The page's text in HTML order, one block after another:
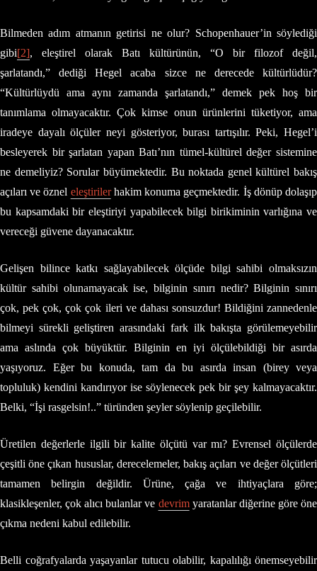
Bilmeden adım atmanın getirisi ne olur? Schopenhauer’in söylediği
gibi[2], eleştirel olarak Batı kültürünün, “O bir filozof değil,
şarlatandı,” dediği Hegel acaba sizce ne derecede kültürlüdür?
“Kültürlüydü ama aynı zamanda şarlatandı,” demek pek hoş bir
tanımlama olmayacaktır. Çok kimse onun ürünlerini tüketiyor, ama
iradeye dayalı ölçüler neyi gösteriyor, burası tartışılır. Peki, Hegel’i
besleyerek bir şarlatan yapan Batı’nın tümel-kültürel değer sistemine
ne demeliyiz? Sorular büyümektedir. Bu noktada genel kültürel bakış
açıları ve öznel eleştirilerhakim konuma geçmektedir. İş dönüp dolaşıp
bu kapsamdaki bir eleştiriyi yapabilecek bilgi birikiminin varlığına ve
vereceği güvene dayanacaktır.
Gelişen bilince katkı sağlayabilecek ölçüde bilgi sahibi olmaksızın
kültür sahibi olunamayacak ise, bilginin sınırı nedir? Bilginin sınırı
çok, pek çok, çok çok ileri ve dahası sonsuzdur! Bildiğini zannedenle
bilmeyi sürekli geliştiren arasındaki fark ilk bakışta görülemeyebilir
ama aslında çok büyüktür. Bilginin en iyi ölçülebildiği bir asırda
yaşıyoruz. Eğer bu konuda, tam da bu asırda insan (birey veya
topluluk) kendini kandırıyor ise söylenecek pek bir şey kalmayacaktır.
Belki, “İşi rasgelsin!..” türünden şeyler söylenip geçilebilir.
Üretilen değerlerle ilgili bir kalite ölçütü var mı? Evrensel ölçülerde
çeşitli öne çıkan hususlar, derecelemeler, bakış açıları ve değer ölçütleri
tamamen belirgin değildir. Ürüne, çağa ve ihtiyaçlara göre;
klasikleşenler, çok alıcı bulanlar ve devrimyaratanlar diğerine göre öne
çıkma nedeni kabul edilebilir.
Belli coğrafyalarda yaşayanlar tutucu olabilir, kapalılığı önemseyebilir